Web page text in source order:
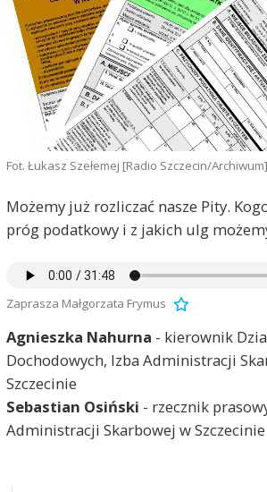
Fot. Łukasz Szełemej [Radio Szczecin/Archiwum]
Możemy już rozliczać nasze Pity.
próg podatkowy i z jakich ulg
Zaprasza Małgorzata Frymus
Agnieszka Nahurna - kierownik
Dochodowych, Izba Administracji
Szczecinie
Sebastian Osiński - rzecznik
Administracji Skarbowej w Szczecinie